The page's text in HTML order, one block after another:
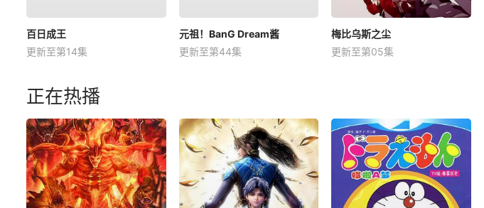
百日成王
更新至第14集
元祖！BanG Dream酱
更新至第44集
梅比乌斯之尘
更新至第05集
正在热播